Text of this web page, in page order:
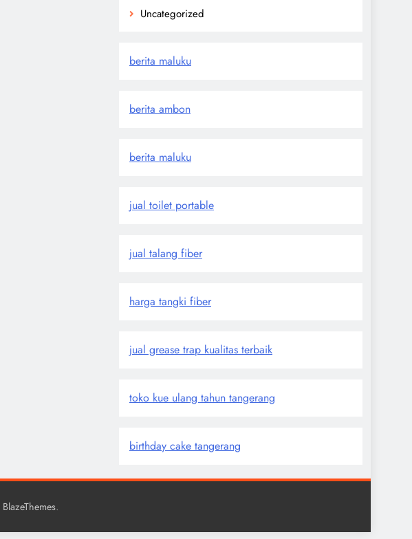
Uncategorized
berita maluku
berita ambon
berita maluku
jual toilet portable
jual talang fiber
harga tangki fiber
jual grease trap kualitas terbaik
toko kue ulang tahun tangerang
birthday cake tangerang
BlazeThemes.